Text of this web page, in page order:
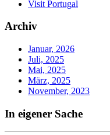
Visit Portugal
Archiv
Januar, 2026
Juli, 2025
Mai, 2025
März, 2025
November, 2023
In eigener Sache